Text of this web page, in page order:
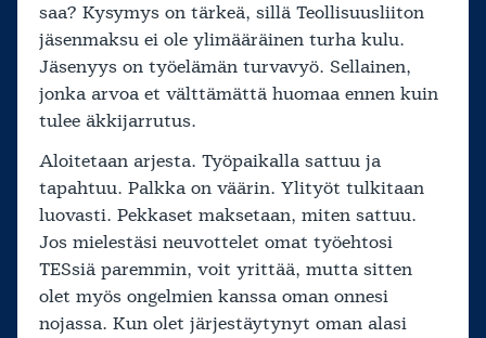
saa? Kysymys on tärkeä, sillä Teollisuusliiton
jäsenmaksu ei ole ylimääräinen turha kulu.
Jäsenyys on työelämän turvavyö. Sellainen,
jonka arvoa et välttämättä huomaa ennen kuin
tulee äkkijarrutus.
Aloitetaan arjesta. Työpaikalla sattuu ja
tapahtuu. Palkka on väärin. Ylityöt tulkitaan
luovasti. Pekkaset maksetaan, miten sattuu.
Jos mielestäsi neuvottelet omat työehtosi
TESsiä paremmin, voit yrittää, mutta sitten
olet myös ongelmien kanssa oman onnesi
nojassa. Kun olet järjestäytynyt oman alasi